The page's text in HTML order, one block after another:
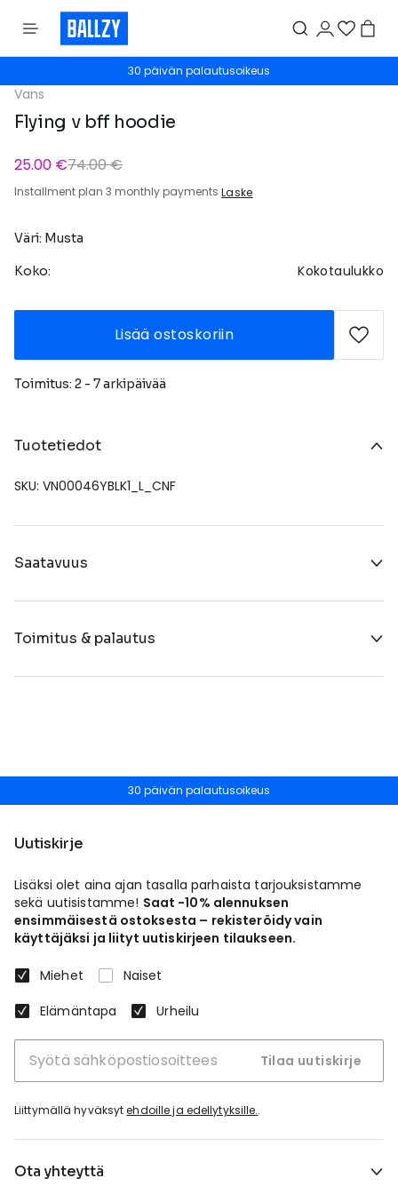
30 päivän palautusoikeus
Vans
Flying v bff hoodie
25.00 €74.00 €
Installment plan 3 monthly payments Laske
Väri: Musta
Koko: Kokotaulukko
Lisää ostoskoriin
Toimitus: 2 - 7 arkipäivää
Tuotetiedot
SKU: VN00046YBLK1_L_CNF
Saatavuus
Toimitus & palautus
30 päivän palautusoikeus
Uutiskirje
Lisäksi olet aina ajan tasalla parhaista tarjouksistamme
sekä uutisistamme! Saat -10% alennuksen
ensimmäisestä ostoksesta – rekisteröidy vain
käyttäjäksi ja liityt uutiskirjeen tilaukseen.
Miehet
Naiset
Elämäntapa
Urheilu
Tilaa uutiskirje
Liittymällä hyväksytehdoille ja edellytyksille..
Ota yhteyttä